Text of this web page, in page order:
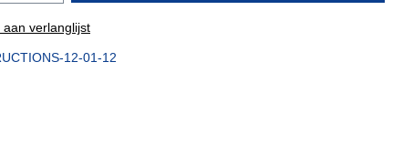
aan verlanglijst
12-01-12